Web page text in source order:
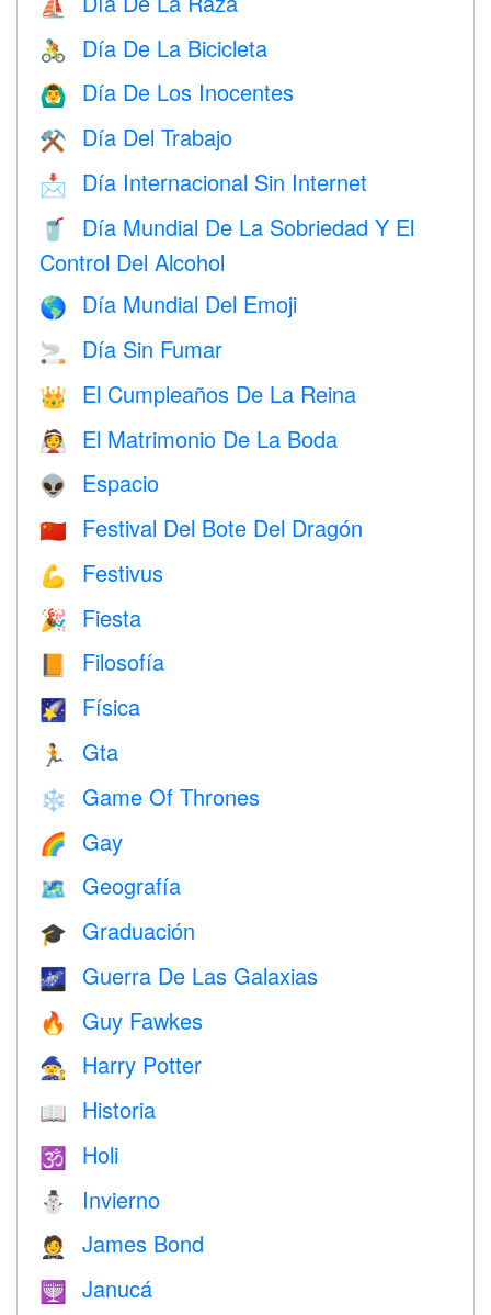
⛵️
🚴 Día De La Bicicleta
🙆‍♂️ Día De Los Inocentes
⚒️ Día Del Trabajo
📩 Día Internacional Sin Internet
🥤
Día Mundial De La Sobriedad Y El
Control Del Alcohol
🌎 Día Mundial Del Emoji
🚬 Día Sin Fumar
👑 El Cumpleaños De La Reina
👰 El Matrimonio De La Boda
👽 Espacio
🇨🇳 Festival Del Bote Del Dragón
💪 Festivus
🎉 Fiesta
📙 Filosofía
🌠 Física
🏃 Gta
❄️ Game Of Thrones
🌈 Gay
🗺 Geografía
🎓 Graduación
🌌 Guerra De Las Galaxias
🔥 Guy Fawkes
🧙 Harry Potter
📖 Historia
🕉 Holi
⛄ Invierno
🤵 James Bond
🕎 Janucá